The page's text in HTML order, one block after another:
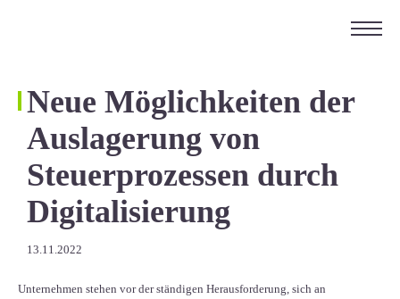
Neue Möglichkeiten der
Auslagerung von
Steuerprozessen durch
Digitalisierung
13.11.2022
Unternehmen stehen vor der ständigen Herausforderung, sich an
KONTAKT